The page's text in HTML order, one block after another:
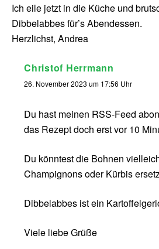
Ich eile jetzt in die Küche und
Dibbelabbes für’s Abendessen.
Herzlichst, Andrea
Christof Herrmann
26. November 2023 um 17:56 Uhr
Du hast meinen RSS-Feed
das Rezept doch erst vor 10
Du könntest die Bohnen
Champignons oder Kürbis
Dibbelabbes ist ein
Viele liebe Grüße